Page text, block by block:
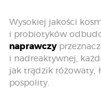
Wysokiej jakości
i probiotyków
naprawczy
i nadreaktywnej,
jak trądzik różowaty,
pospolity.